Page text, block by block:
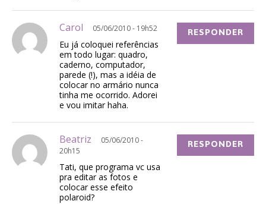
Carol 05/06/2010 - 19h52
Eu já coloquei referências
em todo lugar: quadro,
caderno, computador,
parede (!), mas a idéia de
colocar no armário nunca
tinha me ocorrido. Adorei
e vou imitar haha.
RESPONDER
Beatriz
05/06/2010 -
20h15
Tati, que programa vc usa
pra editar as fotos e
colocar esse efeito
polaroid?
RESPONDER